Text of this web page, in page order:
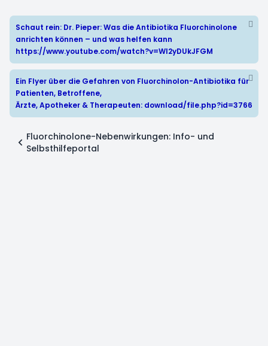
Schaut rein: Dr. Pieper: Was die Antibiotika Fluorchinolone
anrichten können – und was helfen kann
https://www.youtube.com/watch?v=WI2yDUkJFGM
Ein Flyer über die Gefahren von Fluorchinolon-Antibiotika für
Patienten, Betroffene,
Ärzte, Apotheker & Therapeuten: download/file.php?id=3766
Fluorchinolone-Nebenwirkungen: Info- und
Selbsthilfeportal